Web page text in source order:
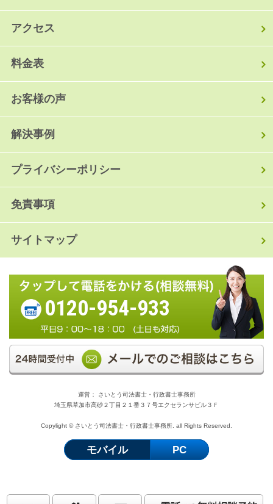
アクセス
料金表
お客様の声
解決事例
プライバシーポリシー
免責事項
サイトマップ
0120-954-933
運営： さいとう司法書士・行政書士事務所
埼玉県草加市高砂２丁目２１番３７号エクセランサビル３Ｆ
Copylight © さいとう司法書士・行政書士事務所. all Rights Reserved.
モバイル PC